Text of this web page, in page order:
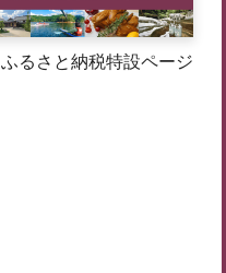
ふるさと納税特設ページ